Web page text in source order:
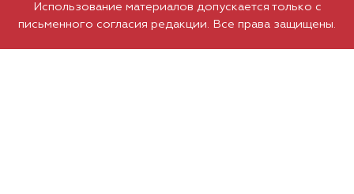
Использование материалов допускается только с
письменного согласия редакции. Все права защищены.